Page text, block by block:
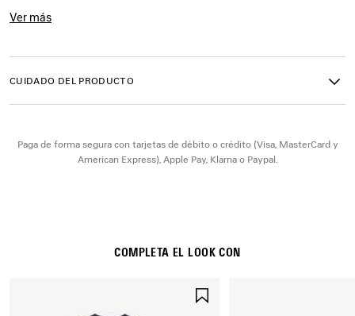
• Logotipo de Balenciaga bordado en la parte frontal
• Ilustración con efecto reflectante
• Fabricada en Italia
Material principal: 100 % poliéster
Ver más
CUIDADO DEL PRODUCTO
Paga de forma segura con tarjetas de débito o crédito (Visa, MasterCard y
American Express), Apple Pay, Klarna o Paypal.
COMPLETA EL LOOK CON